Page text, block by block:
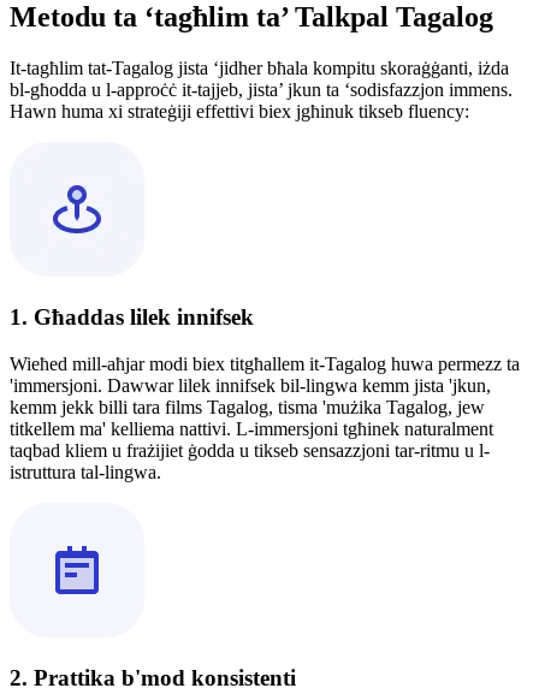
Metodu ta ‘tagħlim ta’ Talkpal Tagalog
It-tagħlim tat-Tagalog jista ‘jidher bħala kompitu skoraġġanti, iżda
bl-għodda u l-approċċ it-tajjeb, jista’ jkun ta ‘sodisfazzjon immens.
Hawn huma xi strateġiji effettivi biex jgħinuk tikseb fluency:
1. Għaddas lilek innifsek
Wieħed mill-aħjar modi biex titgħallem it-Tagalog huwa permezz ta
'immersjoni. Dawwar lilek innifsek bil-lingwa kemm jista 'jkun,
kemm jekk billi tara films Tagalog, tisma 'mużika Tagalog, jew
titkellem ma' kelliema nattivi. L-immersjoni tgħinek naturalment
taqbad kliem u frażijiet ġodda u tikseb sensazzjoni tar-ritmu u l-
istruttura tal-lingwa.
2. Prattika b'mod konsistenti